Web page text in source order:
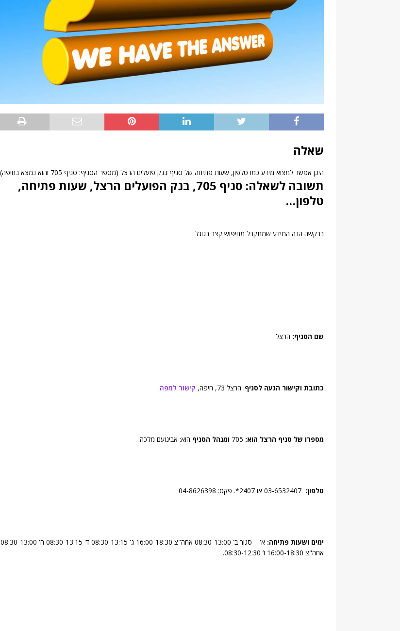
שאלה
היכן אפשר למצוא מידע כמו טלפון, שעות פתיחה של סניף בנק פועלים הרצל (מספר הסניף: סניף 705 והוא נמצא בחיפה)?
תשובה לשאלה: סניף 705, בנק הפועלים הרצל, שעות פתיחה,
טלפון…
בבקשה הנה המידע שמתקבל מחיפוש קצר בגוגל
שם הסניף: הרצל
כתובת וקישור הגעה לסניף: הרצל 73, חיפה, קישור למפה.
מספרו של סניף הרצל הוא: ומנהל הסניף הוא: אבינועם מלכה.
טלפון:
ימים ושעות פתיחה:
א' – סגור ב' 08:30-13:00 אחה"צ 16:00-18:30 ג' 08:30-13:15 ד' 08:30-13:15 ה' 08:30-13:00
אחה"צ 16:00-18:30 ו’ 08:30-12:30.